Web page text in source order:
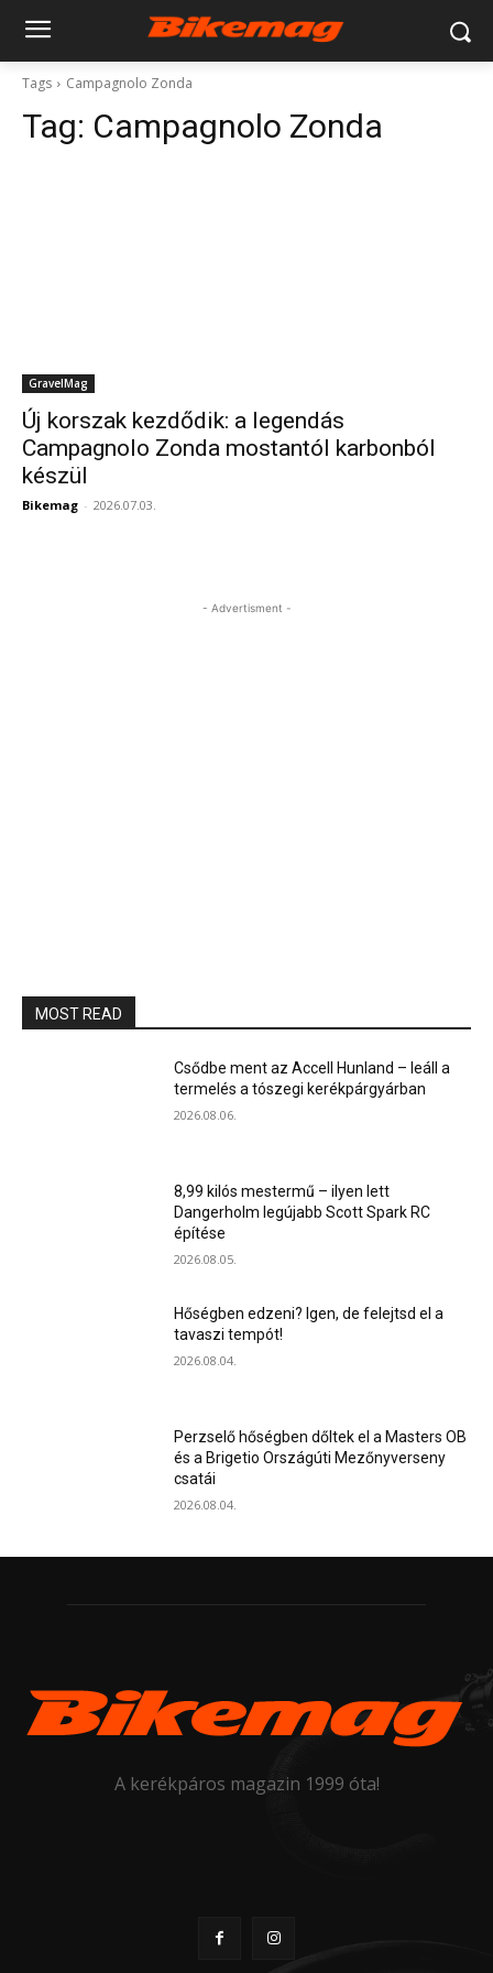
Tags Campagnolo Zonda
Tag: Campagnolo Zonda
GravelMag
Új korszak kezdődik: a legendás
Campagnolo Zonda mostantól karbonból
készül
Bikemag - 2026.07.03.
- Advertisment -
MOST READ
Csődbe ment az Accell Hunland – leáll a
termelés a tószegi kerékpárgyárban
2026.08.06.
8,99 kilós mestermű – ilyen lett
Dangerholm legújabb Scott Spark RC
építése
2026.08.05.
Hőségben edzeni? Igen, de felejtsd el a
tavaszi tempót!
2026.08.04.
Perzselő hőségben dőltek el a Masters OB
és a Brigetio Országúti Mezőnyverseny
csatái
2026.08.04.
A kerékpáros magazin 1999 óta!